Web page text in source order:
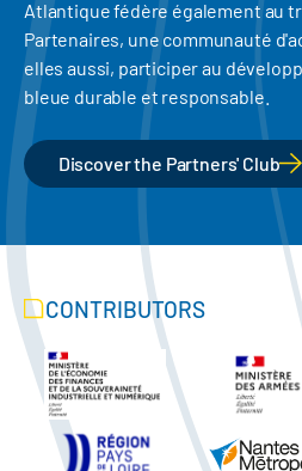
Atlantique fédère également au
Partenaires, une communauté
elles aussi, participer au
bleue durable et responsable.
Discover the Partners' Club
CONTRIBUTORS